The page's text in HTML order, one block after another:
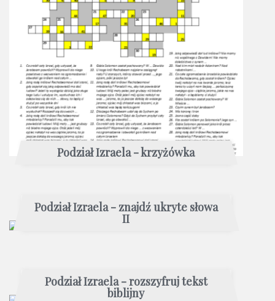
Podział Izraela - krzyżówka
Podział Izraela - znajdź ukryte słowa
II
Podział Izraela - rozszyfruj tekst
biblijny